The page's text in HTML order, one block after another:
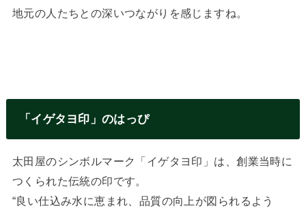
地元の人たちとの深いつながりを感じますね。
「イゲタヨ印」のはっぴ
太田屋のシンボルマーク「イゲタヨ印」は、創業当時に
つくられた伝統の印です。
“良い仕込み水に恵まれ、品質の向上が図られるよう